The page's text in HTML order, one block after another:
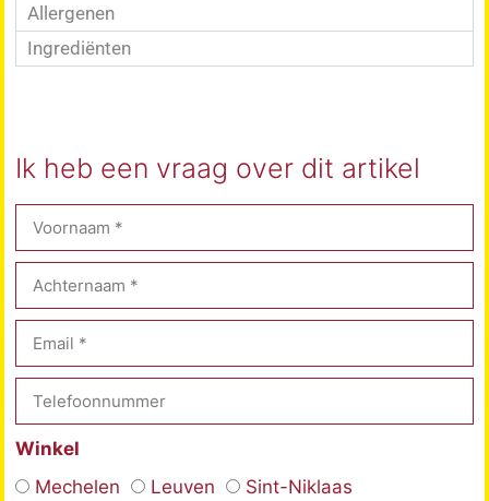
Allergenen
Ingrediënten
Ik heb een vraag over dit artikel
Winkel
Mechelen
Leuven
Sint-Niklaas